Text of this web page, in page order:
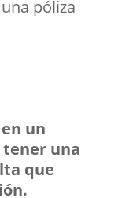
póliza
un
tener una
que